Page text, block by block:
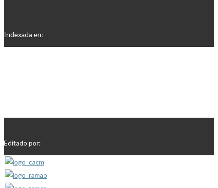
Indexada en:
Editado por: